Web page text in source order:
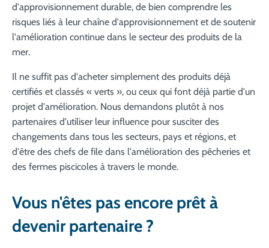
d'approvisionnement durable, de bien comprendre les
risques liés à leur chaîne d'approvisionnement et de soutenir
l'amélioration continue dans le secteur des produits de la
mer.
Il ne suffit pas d'acheter simplement des produits déjà
certifiés et classés « verts », ou ceux qui font déjà partie d'un
projet d'amélioration. Nous demandons plutôt à nos
partenaires d'utiliser leur influence pour susciter des
changements dans tous les secteurs, pays et régions, et
d'être des chefs de file dans l'amélioration des pêcheries et
des fermes piscicoles à travers le monde.
Vous n'êtes pas encore prêt à
devenir partenaire ?